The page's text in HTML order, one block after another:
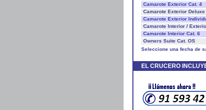
Camarote Exterior Cat. 4
Camarote Exterior Deluxe
Camarote Exterior
Camarote Interior /
Camarote Interior Cat. 6
Owners Suite Cat. OS
Seleccione una fecha de
EL CRUCERO